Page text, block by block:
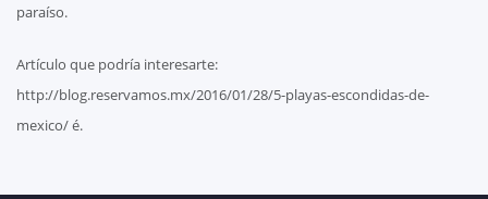
paraíso.
Artículo que podría interesarte:
http://blog.reservamos.mx/2016/01/28/5-playas-escondidas-de-
mexico/ é.